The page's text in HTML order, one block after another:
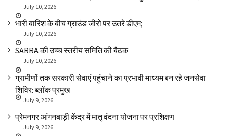
July 10, 2026
भारी बारिश के बीच ग्राउंड जीरो पर उतरे डीएम;
July 10, 2026
SARRA की उच्च स्तरीय समिति की बैठक
July 10, 2026
ग्रामीणों तक सरकारी सेवाएं पहुंचाने का प्रभावी माध्यम बन रहे जनसेवा
शिविर: ब्लॉक प्रमुख
July 9, 2026
प्रेमनगर आंगनबाड़ी केंद्र में मातृ वंदना योजना पर प्रशिक्षण
July 9, 2026